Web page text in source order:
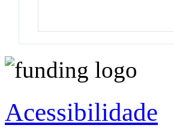
Acessibilidade